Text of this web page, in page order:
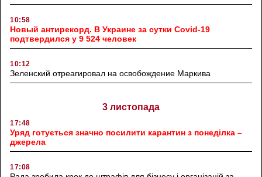
10:58
Новый антирекорд. В Украине за сутки Covid-19
подтвердился у 9 524 человек
10:12
Зеленский отреагировал на освобождение Маркива
3 листопада
17:48
Уряд готується значно посилити карантин з понеділка –
джерела
17:08